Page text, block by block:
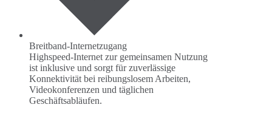
Breitband-Internetzugang
Highspeed-Internet zur gemeinsamen Nutzung
ist inklusive und sorgt für zuverlässige
Konnektivität bei reibungslosem Arbeiten,
Videokonferenzen und täglichen
Geschäftsabläufen.